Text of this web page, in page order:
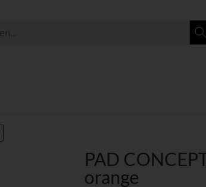
PAD
orange